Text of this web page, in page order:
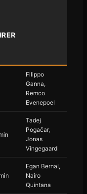
Filippo
Ganna,
Remco
Evenepoel
Tadej
Pogačar,
Jonas
Vingegaard
Egan Bernal,
Nairo
Quintana